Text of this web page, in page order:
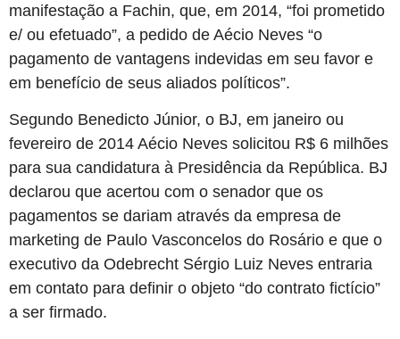
manifestação a Fachin, que, em 2014, “foi prometido
e/ ou efetuado”, a pedido de Aécio Neves “o
pagamento de vantagens indevidas em seu favor e
em benefício de seus aliados políticos”.
Segundo Benedicto Júnior, o BJ, em janeiro ou
fevereiro de 2014 Aécio Neves solicitou R$ 6 milhões
para sua candidatura à Presidência da República. BJ
declarou que acertou com o senador que os
pagamentos se dariam através da empresa de
marketing de Paulo Vasconcelos do Rosário e que o
executivo da Odebrecht Sérgio Luiz Neves entraria
em contato para definir o objeto “do contrato fictício”
a ser firmado.